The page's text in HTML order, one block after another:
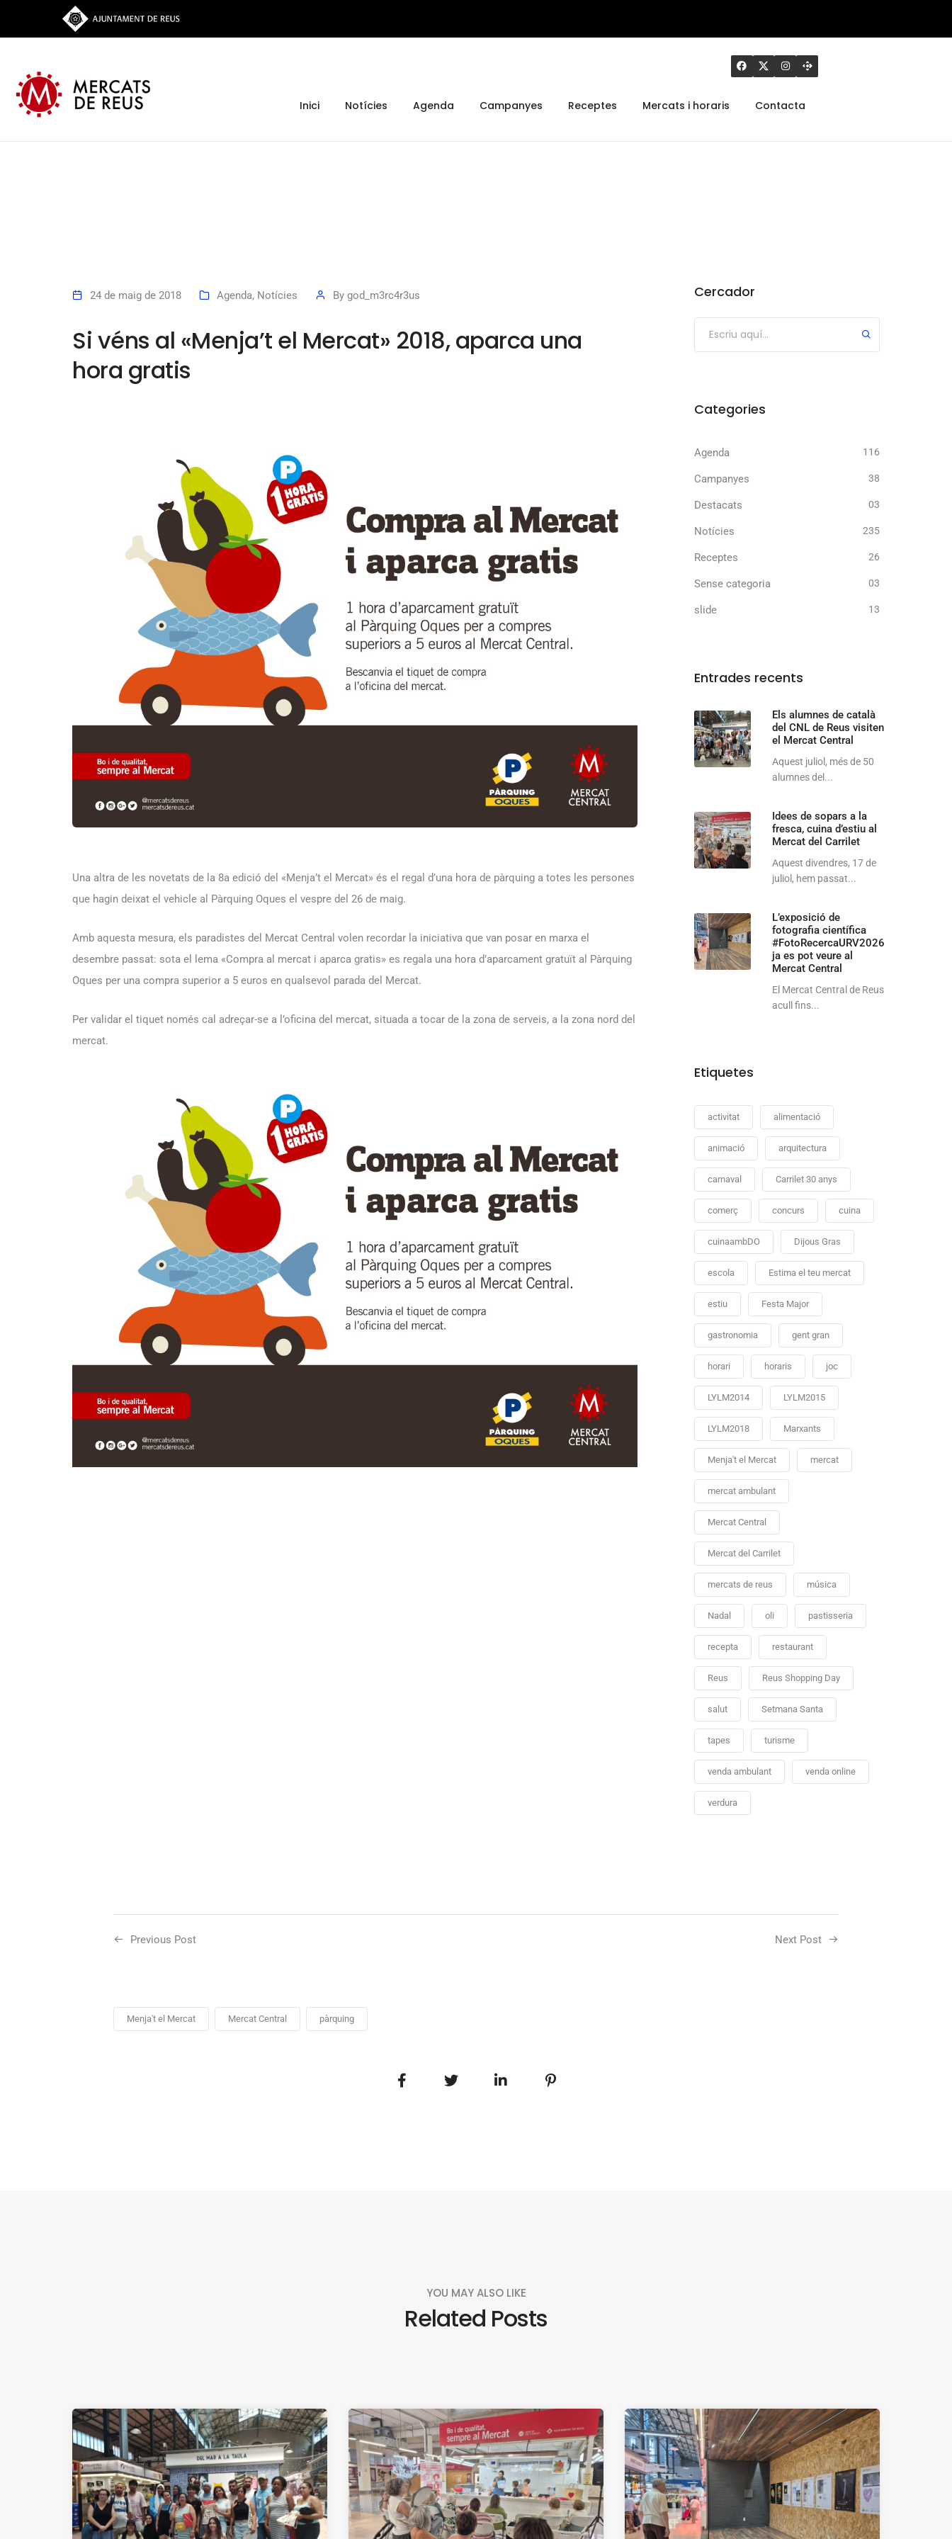
Inici Notícies Agenda Campanyes Receptes Mercats i horaris Contacta
24 de maig de 2018 Agenda, Notícies By god_m3rc4r3us
Si véns al «Menja’t el Mercat» 2018, aparca una
hora gratis
Una altra de les novetats de la 8a edició del «Menja’t el Mercat» és el regal d’una hora de pàrquing a totes les persones
que hagin deixat el vehicle al Pàrquing Oques el vespre del 26 de maig.
Amb aquesta mesura, els paradistes del Mercat Central volen recordar la iniciativa que van posar en marxa el
desembre passat: sota el lema «Compra al mercat i aparca gratis» es regala una hora d’aparcament gratuït al Pàrquing
Oques per una compra superior a 5 euros en qualsevol parada del Mercat.
Per validar el tiquet només cal adreçar-se a l’oficina del mercat, situada a tocar de la zona de serveis, a la zona nord del
mercat.
Cercador
Categories
Agenda 116
Campanyes 38
Destacats 03
Notícies 235
Receptes 26
Sense categoria 03
slide 13
Entrades recents
Els alumnes de català
del CNL de Reus visiten
el Mercat Central
Aquest juliol, més de 50
alumnes del...
Idees de sopars a la
fresca, cuina d’estiu al
Mercat del Carrilet
Aquest divendres, 17 de
juliol, hem passat...
L’exposició de
fotografia científica
#FotoRecercaURV2026
ja es pot veure al
Mercat Central
El Mercat Central de Reus
acull fins...
Etiquetes
activitat alimentació
animació arquitectura
carnaval Carrilet 30 anys
comerç concurs cuina
cuinaambDO Dijous Gras
escola Estima el teu mercat
estiu Festa Major
gastronomia gent gran
horari horaris joc
LYLM2014 LYLM2015
LYLM2018 Marxants
Menja't el Mercat mercat
mercat ambulant
Mercat Central
Mercat del Carrilet
mercats de reus música
Nadal oli pastisseria
recepta restaurant
Reus Reus Shopping Day
salut Setmana Santa
tapes turisme
venda ambulant venda online
verdura
Previous Post Next Post
Menja't el Mercat Mercat Central pàrquing
YOU MAY ALSO LIKE
Related Posts